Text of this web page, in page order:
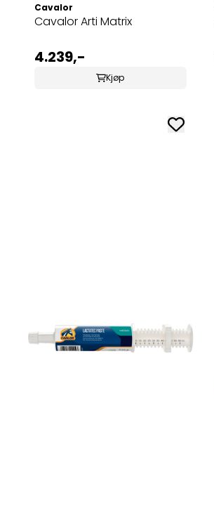
Cavalor
Cavalor Arti Matrix
4.239,-
Kjøp